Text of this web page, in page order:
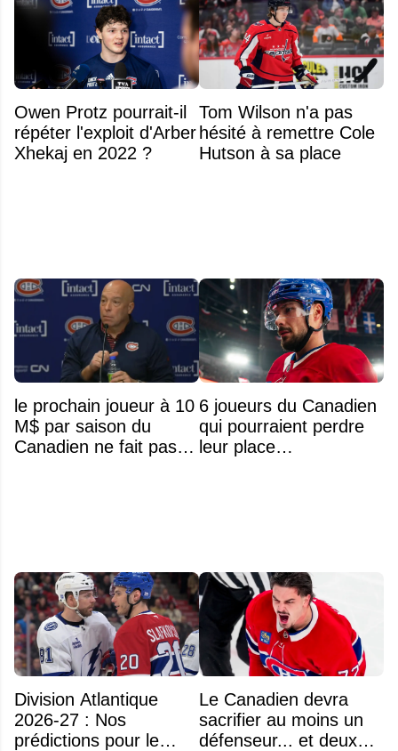
Owen Protz pourrait-il
répéter l'exploit d'Arber
Xhekaj en 2022 ?
Tom Wilson n'a pas
hésité à remettre Cole
Hutson à sa place
le prochain joueur à 10
M$ par saison du
Canadien ne fait pas
6 joueurs du Canadien
qui pourraient perdre
leur place
Division Atlantique
2026-27 : Nos
prédictions pour le
Le Canadien devra
sacrifier au moins un
défenseur... et deux